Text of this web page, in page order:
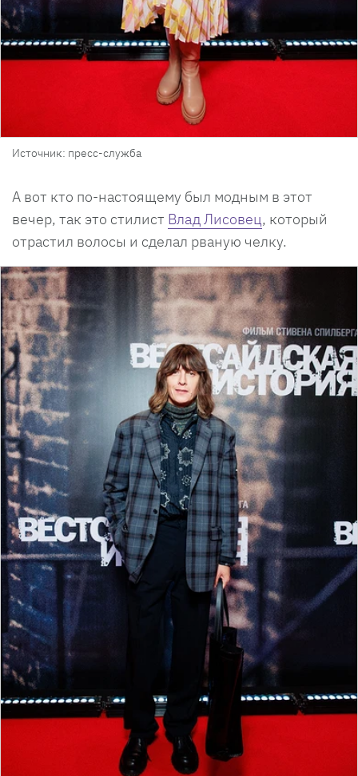
Источник: пресс-служба
А вот кто по-настоящему был модным в этот
вечер, так это стилист Влад Лисовец, который
отрастил волосы и сделал рваную челку.